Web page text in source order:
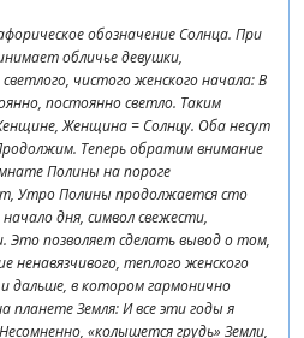
обозначение Солнца. При
обличье девушки,
чистого женского начала: В
постоянно светло. Таким
Женщина = Солнцу. Оба несут
Теперь обратим внимание
Полины на пороге
Утро Полины продолжается сто
дня, символ свежести,
Это позволяет сделать вывод о том,
ненавязчивого, теплого женского
дальше, в котором гармонично
планете Земля: И все эти годы я
«колышется грудь» Земли,